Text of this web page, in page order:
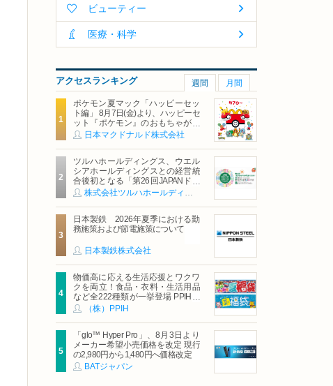
ビューティー
医療・科学
アクセスランキング 週間 月間
ポケモン夏マック「ハッピーセッ
ト編」 8月7日(金)より、ハッピーセ
ット『ポケモン』のおもちゃが期
間限定登場
日本マクドナルド株式会社
ツルハホールディングス、ウエル
シアホールディングスとの経営統
合後初となる「第26回JAPANドラ
ッグストアショー」に出展
株式会社ツルハホールディングス
日本製鉄 2026年夏季における勤
務施策および節電施策について
日本製鉄株式会社
物価高に応える生活応援とワクワ
クを両立！食品・衣料・生活用品
など全222種類が一挙登場 PPIHグ
ループ「夏福袋」＆セール 8月6日
（株）PPIH
「glo™ Hyper Pro」、8月3日より
メーカー希望小売価格を改定 現行
の2,980円から1,480円へ価格改定
BATジャパン